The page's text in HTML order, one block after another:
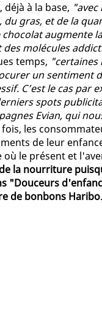
à la base,
gras, et de la
augmente
molécules
temps, "certaines
un sentiment
C’est le cas par
spots
Evian, qui
fois, les
de leur
le présent et
la nourriture
"Douceurs
de bonbons Haribo